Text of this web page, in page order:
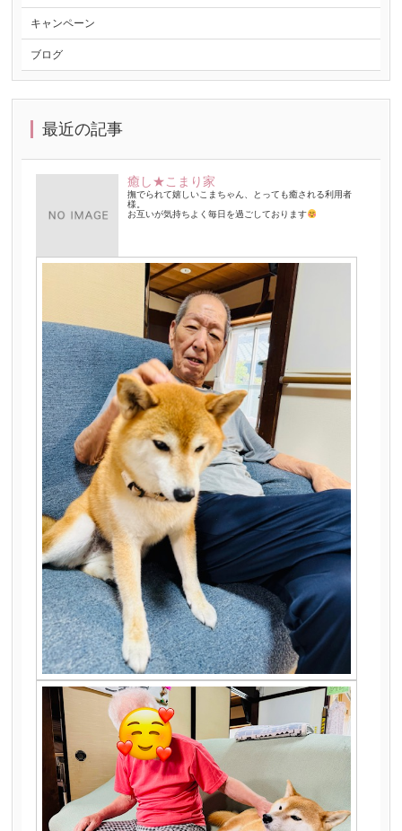
キャンペーン
ブログ
最近の記事
癒し★こまり家
撫でられて嬉しいこまちゃん、とっても癒される利用者
様。
お互いが気持ちよく毎日を過ごしております